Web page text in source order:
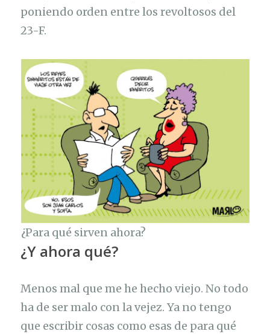
poniendo orden entre los revoltosos del
23-F.
¿Para qué sirven ahora?
¿Y ahora qué?
Menos mal que me he hecho viejo. No todo
ha de ser malo con la vejez. Ya no tengo
que escribir cosas como esas de para qué